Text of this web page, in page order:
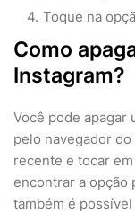
Toque na
Como
Instagram?
Você pode apagar
pelo navegador do
recente e tocar
encontrar a opção
também é